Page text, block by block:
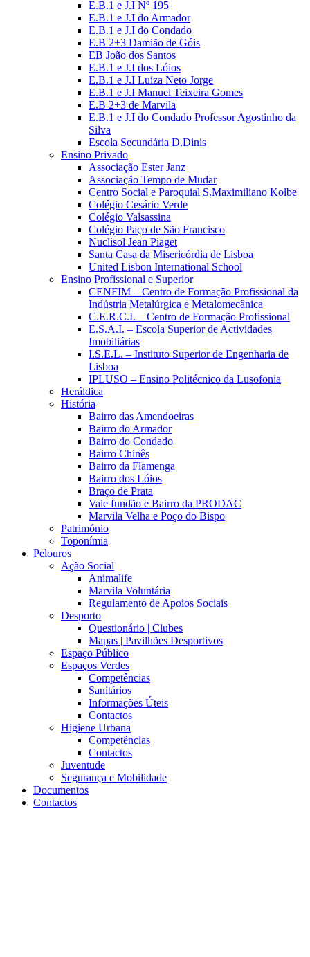
E.B.1 e J.I Nº 195
E.B.1 e J.I do Armador
E.B.1 e J.I do Condado
E.B 2+3 Damião de Góis
EB João dos Santos
E.B.1 e J.I dos Lóios
E.B.1 e J.I Luiza Neto Jorge
E.B.1 e J.I Manuel Teixeira Gomes
E.B 2+3 de Marvila
E.B.1 e J.I do Condado Professor Agostinho da
Silva
Escola Secundária D.Dinis
Ensino Privado
Associação Ester Janz
Associação Tempo de Mudar
Centro Social e Paroquial S.Maximiliano Kolbe
Colégio Cesário Verde
Colégio Valsassina
Colégio Paço de São Francisco
Nuclisol Jean Piaget
Santa Casa da Misericórdia de Lisboa
United Lisbon International School
Ensino Profissional e Superior
CENFIM – Centro de Formação Profissional da
Indústria Metalúrgica e Metalomecânica
C.E.R.C.I. – Centro de Formação Profissional
E.S.A.I. – Escola Superior de Actividades
Imobiliárias
I.S.E.L. – Instituto Superior de Engenharia de
Lisboa
IPLUSO – Ensino Politécnico da Lusofonia
Heráldica
História
Bairro das Amendoeiras
Bairro do Armador
Bairro do Condado
Bairro Chinês
Bairro da Flamenga
Bairro dos Lóios
Braço de Prata
Vale fundão e Bairro da PRODAC
Marvila Velha e Poço do Bispo
Património
Toponímia
Pelouros
Ação Social
Animalife
Marvila Voluntária
Regulamento de Apoios Sociais
Desporto
Questionário | Clubes
Mapas | Pavilhões Desportivos
Espaço Público
Espaços Verdes
Competências
Sanitários
Informações Úteis
Contactos
Higiene Urbana
Competências
Contactos
Juventude
Segurança e Mobilidade
Documentos
Contactos